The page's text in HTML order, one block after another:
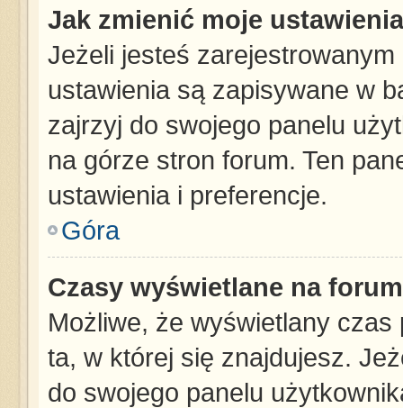
Jak zmienić moje
Jeżeli jesteś
ustawienia są zapisywane w
zajrzyj do swojego panelu
na górze stron forum. Ten
ustawienia i preferencje.
Góra
Czasy wyświetlane na
Możliwe, że wyświetlany
ta, w której się znajdujesz.
do swojego panelu